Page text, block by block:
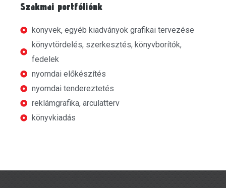
Szakmai portfóliónk
könyvek, egyéb kiadványok grafikai tervezése
könyvtördelés, szerkesztés, könyvborítók,
fedelek
nyomdai előkészítés
nyomdai tendereztetés
reklámgrafika, arculatterv
könyvkiadás